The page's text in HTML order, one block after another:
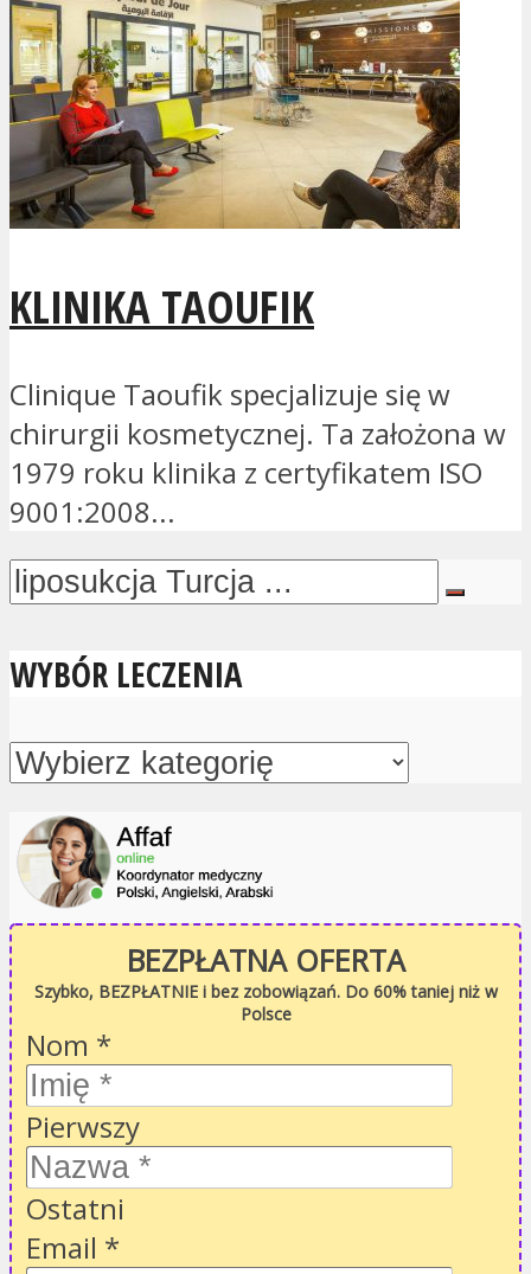
KLINIKA TAOUFIK
Clinique Taoufik specjalizuje się w
chirurgii kosmetycznej. Ta założona w
1979 roku klinika z certyfikatem ISO
9001:2008...
WYBÓR LECZENIA
BEZPŁATNA OFERTA
Szybko, BEZPŁATNIE i bez zobowiązań. Do 60% taniej niż w
Polsce
Nom *
Pierwszy
Ostatni
Email *